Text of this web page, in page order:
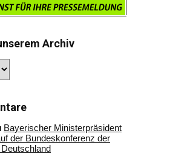
Archiv
Bayerischer Ministerpräsident
der Bundeskonferenz der